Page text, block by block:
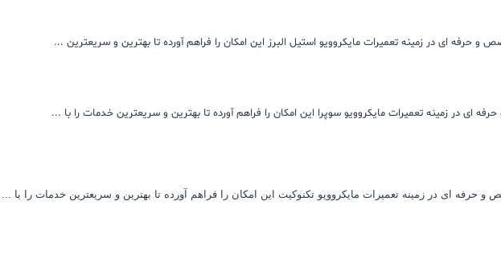
و حرفه ای در زمینه تعمیرات مایکروویو استیل البرز این امکان را فراهم آورده تا بهترین و سریعترین ...
ای در زمینه تعمیرات مایکروویو سوپرا این امکان را فراهم آورده تا بهترین و سریعترین خدمات را با ...
و حرفه ای در زمینه تعمیرات مایکروویو تکنوکیت این امکان را فراهم آورده تا بهترین و سریعترین خدمات را با ...